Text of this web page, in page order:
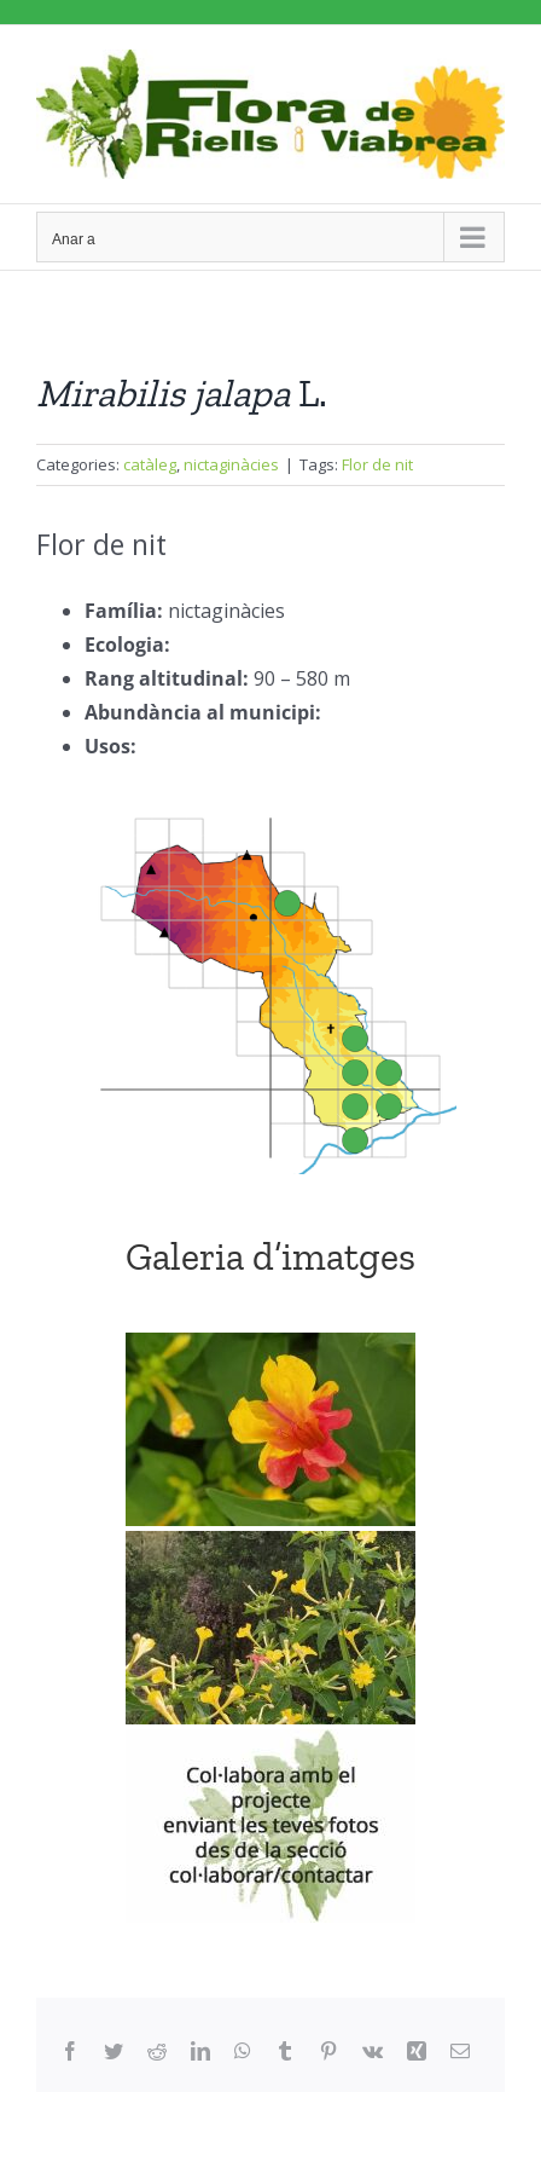
content
Anar a
Mirabilis jalapaL.
Categories: catàleg,nictaginàcies | Tags: Flor de nit
Flor de nit
Família: nictaginàcies
Ecologia:
Rang altitudinal: 90 – 580 m
Abundància al municipi:
Usos:
Galeria d’imatges
Facebook
TwitterRedditLinkedInWhatsApp
Tumblr Pinterest
Vk Xing Email: